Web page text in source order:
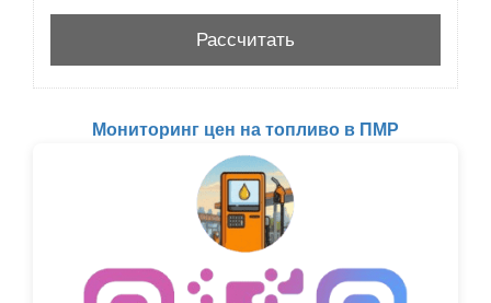
Мониторинг цен на топливо в ПМР